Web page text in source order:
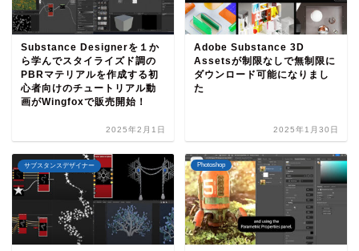
Substance Designerを１か
ら学んでスタイライズド調の
PBRマテリアルを作成する初
心者向けのチュートリアル動
画がWingfoxで販売開始！
2025年2月1日
Adobe Substance 3D
Assetsが制限なしで無制限に
ダウンロード可能になりまし
た
2025年1月30日
サブスタンスデザイナー Photoshop